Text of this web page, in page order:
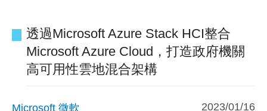
透過Microsoft Azure Stack HCI整合
Microsoft Azure Cloud，打造政府機關
高可用性雲地混合架構
Microsoft 微軟 2023/01/16